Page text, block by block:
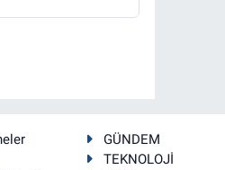
GÜNDEM
TEKNOLOJİ